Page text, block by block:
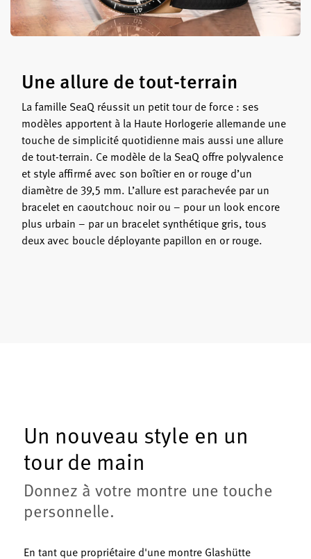
Une allure de tout-terrain
La famille SeaQ réussit un petit tour de force : ses
modèles apportent à la Haute Horlogerie allemande une
touche de simplicité quotidienne mais aussi une allure
de tout-terrain. Ce modèle de la SeaQ offre polyvalence
et style affirmé avec son boîtier en or rouge d’un
diamètre de 39,5 mm. L’allure est parachevée par un
bracelet en caoutchouc noir ou – pour un look encore
plus urbain – par un bracelet synthétique gris, tous
deux avec boucle déployante papillon en or rouge.
Un nouveau style en un
tour de main
Donnez à votre montre une touche
personnelle.
En tant que propriétaire d'une montre Glashütte